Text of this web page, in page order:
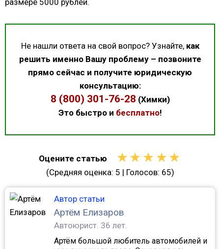
размере 5000 рублей.
Не нашли ответа на свой вопрос? Узнайте, как
решить именно Вашу проблему – позвоните
прямо сейчас и получите юридическую
консультацию:
8 (800) 301-76-28 (Химки)
Это быстро и бесплатно!
Оцените статью ★★ ★ ★★
(Средняя оценка: 5 | Голосов: 65)
Автор статьи
Артём Елизаров
Автоюрист. 36 лет.
Артём большой любитель автомобилей и